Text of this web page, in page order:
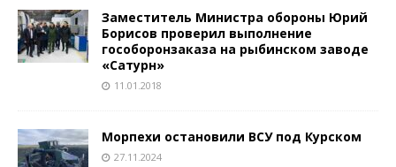
Заместитель Министра обороны Юрий
Борисов проверил выполнение
гособоронзаказа на рыбинском заводе
«Сатурн»
11.01.2018
Морпехи остановили ВСУ под Курском
27.11.2024